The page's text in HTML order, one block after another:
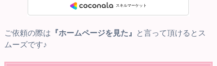
ご依頼の際は 『ホームページを見た』
と言って頂けるとス
ムーズです♪